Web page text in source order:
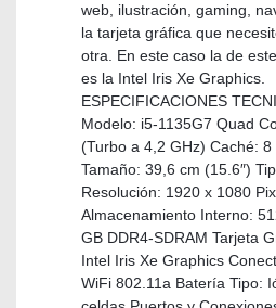
web, ilustración, gaming,
la tarjeta gráfica que
otra. En este caso la de
es la Intel Iris Xe Graphics.
ESPECIFICACIONES
Modelo: i5-1135G7 Quad
(Turbo a 4,2 GHz) Caché: 8
Tamaño: 39,6 cm (15.6″)
Resolución: 1920 x 1080
Almacenamiento Interno:
GB DDR4-SDRAM Tarjeta
Intel Iris Xe Graphics
WiFi 802.11a Batería Tipo: